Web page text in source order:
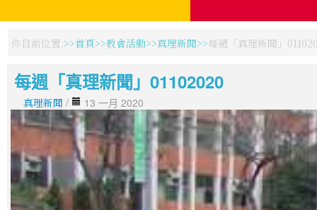
你目前位置: 首頁 教會活動 真理新聞 每週「真理新聞」
每週「真理新聞」01102020
真理新聞 / 13 一月 2020